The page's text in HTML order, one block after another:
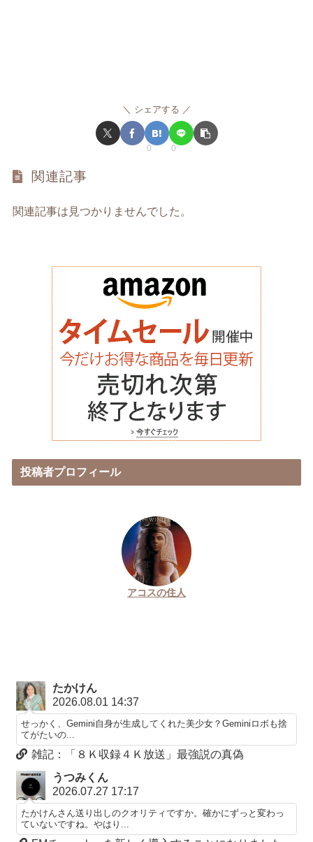
シェアする
0 0
関連記事
関連記事は見つかりませんでした。
投稿者プロフィール
アコスの住人
たかけん
2026.08.01 14:37
せっかく、Gemini自身が生成してくれた美少女？Geminiロボも捨
てがたいの...
雑記：「８Ｋ収録４Ｋ放送」最強説の真偽
うつみくん
2026.07.27 17:17
たかけんさん送り出しのクオリティですか。確かにずっと変わっ
ていないですね。やはり...